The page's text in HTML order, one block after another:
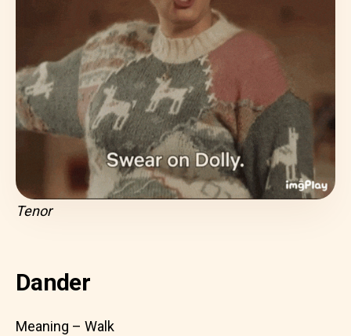
Tenor
Dander
Meaning – Walk